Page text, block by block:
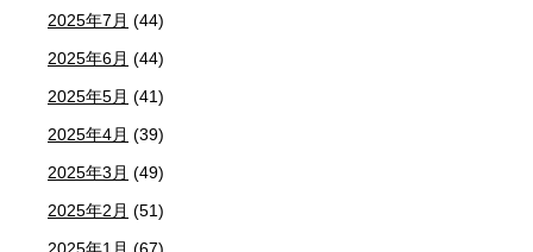
2025年7月 (44)
2025年6月 (44)
2025年5月 (41)
2025年4月 (39)
2025年3月 (49)
2025年2月 (51)
2025年1月 (67)